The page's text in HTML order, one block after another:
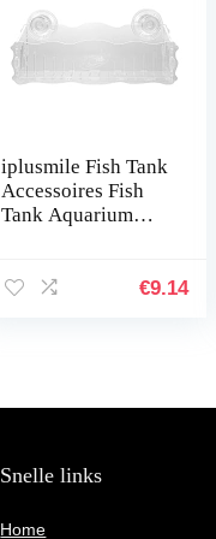
iplusmile Fish Tank
Accessoires Fish
Tank Aquarium
Houder met
€9.14
Snelle links
Home